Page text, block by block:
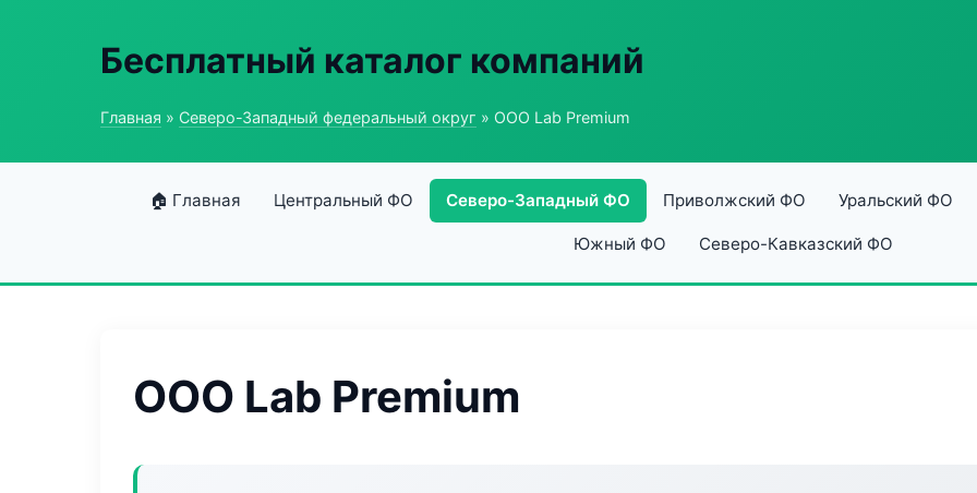
Бесплатный каталог компаний
Главная » Северо-Западный федеральный округ » ООО Lab Premium
🏠 Главная Центральный ФО Северо-Западный ФО Приволжский ФО Уральский ФО
Южный ФО Северо-Кавказский ФО
ООО Lab Premium